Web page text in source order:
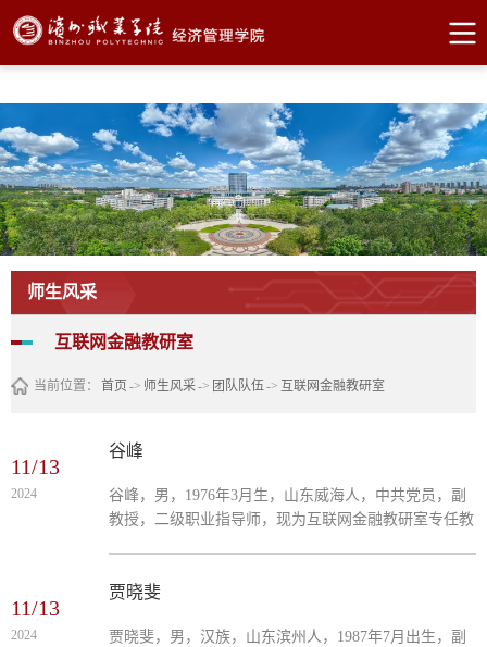
bevictor伟德官网·(中国)唯一官方网站
师生风采
互联网金融教研室
当前位置： 首页 -> 师生风采-> 团队队伍-> 互联网金融教研室
11/13
2024
谷峰
谷峰，男，1976年3月生，山东威海人，中共党员，副
教授，二级职业指导师，现为互联网金融教研室专任教
持院级精品课1门，参与省级课题1项，担任多部教材副
11/13
2024
贾晓斐
贾晓斐，男，汉族，山东滨州人，1987年7月出生，副